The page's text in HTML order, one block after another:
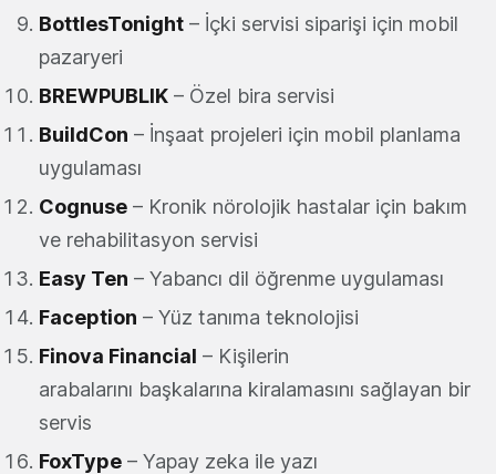
BottlesTonight – İçki servisi siparişi için mobil
pazaryeri
BREWPUBLIK – Özel bira servisi
BuildCon – İnşaat projeleri için mobil planlama
uygulaması
Cognuse – Kronik nörolojik hastalar için bakım
ve rehabilitasyon servisi
Easy Ten – Yabancı dil öğrenme uygulaması
Faception – Yüz tanıma teknolojisi
Finova Financial – Kişilerin
arabalarını başkalarına kiralamasını sağlayan bir
servis
FoxType – Yapay zeka ile yazı